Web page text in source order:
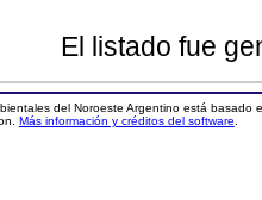
El listado fue
del Noroeste Argentino está basado
Más información y créditos del software